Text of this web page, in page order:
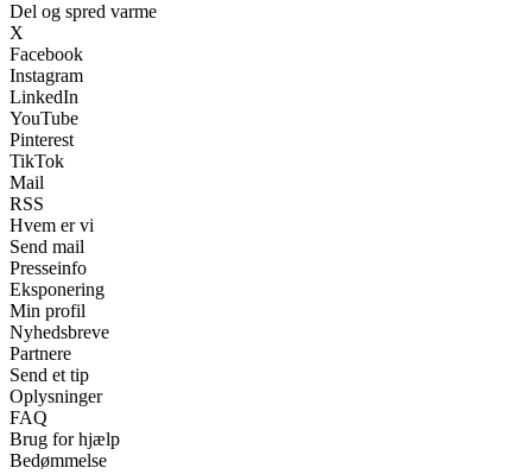
Del og spred varme
X
Facebook
Instagram
LinkedIn
YouTube
Pinterest
TikTok
Mail
RSS
Hvem er vi
Send mail
Presseinfo
Eksponering
Min profil
Nyhedsbreve
Partnere
Send et tip
Oplysninger
FAQ
Brug for hjælp
Bedømmelse